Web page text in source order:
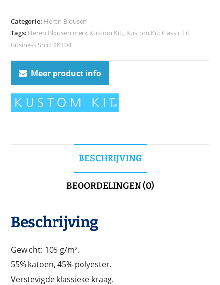
Categorie: Heren Blousen
Tags: Heren Blousen merk Kustom Kit., Kustom Kit: Classic Fit
Business Shirt KK104
Meer product info
BESCHRIJVING
BEOORDELINGEN (0)
Beschrijving
Gewicht: 105 g/m².
55% katoen, 45% polyester.
Verstevigde klassieke kraag.